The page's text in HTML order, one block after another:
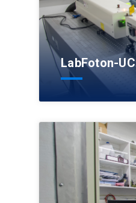
LabFoton-